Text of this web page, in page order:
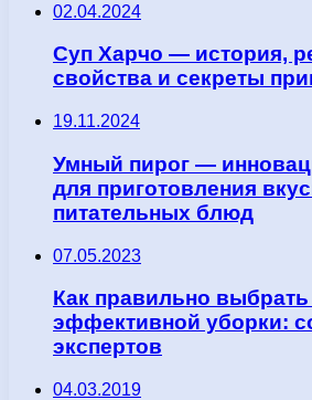
02.04.2024
Суп Харчо — история,
свойства и секреты
19.11.2024
Умный пирог —
для приготовления
питательных блюд
07.05.2023
Как правильно
эффективной уборки:
экспертов
04.03.2019